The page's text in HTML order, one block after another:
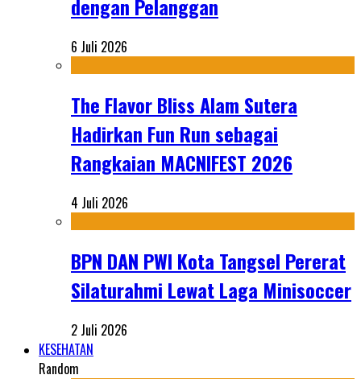
dengan Pelanggan
6 Juli 2026
The Flavor Bliss Alam Sutera
Hadirkan Fun Run sebagai
Rangkaian MACNIFEST 2026
4 Juli 2026
BPN DAN PWI Kota Tangsel Pererat
Silaturahmi Lewat Laga Minisoccer
2 Juli 2026
KESEHATAN
Random